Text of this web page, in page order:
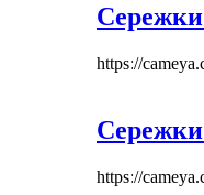
Сережки
https://
Сережки
https://